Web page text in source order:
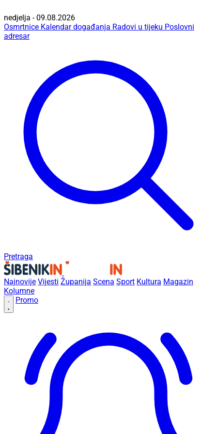
nedjelja - 09.08.2026
Osmrtnice Kalendar događanja Radovi u tijeku Poslovni
adresar
Pretraga
Najnovije Vijesti Županija Scena Sport Kultura Magazin
Kolumne
Promo